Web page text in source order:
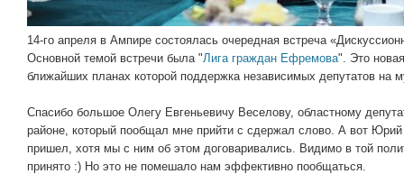
14-го апреля в Ампире состоялась очередная встреча
Основной темой встречи была "Лига граждан Ефремова". Это
ближайших планах которой поддержка независимых депутатов на
Спасибо большое Олегу Евгеньевичу Веселову, областному
районе, который пообщал мне прийти с сдержал слово. А вот
пришел, хотя мы с ним об этом договаривались. Видимо в той
принято :) Но это не помешало нам эффективно пообщаться.